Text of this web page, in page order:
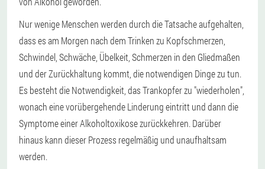
Nur wenige Menschen werden durch die Tatsache aufgehalten,
dass es am Morgen nach dem Trinken zu Kopfschmerzen,
Schwindel, Schwäche, Übelkeit, Schmerzen in den Gliedmaßen
und der Zurückhaltung kommt, die notwendigen Dinge zu tun.
Es besteht die Notwendigkeit, das Trankopfer zu "wiederholen",
wonach eine vorübergehende Linderung eintritt und dann die
Symptome einer Alkoholtoxikose zurückkehren. Darüber
hinaus kann dieser Prozess regelmäßig und unaufhaltsam
werden.